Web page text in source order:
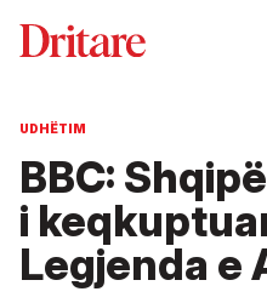
UDHËTIM
BBC:
i
Legjenda e